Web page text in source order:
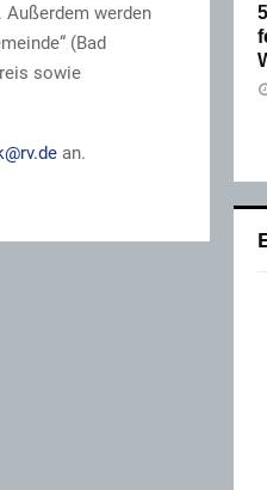
werden
(Bad
sowie
an.